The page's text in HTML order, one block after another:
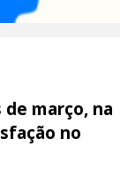
março, na
no